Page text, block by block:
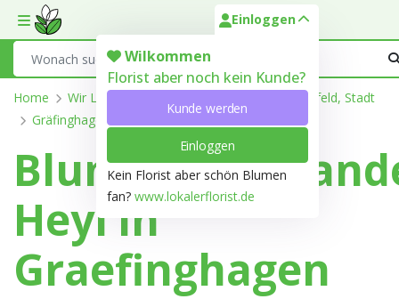
Toggle mobile menu
Einloggen
Wilkommen
Florist aber noch kein Kunde?
Kunde werden
Einloggen
Kein Florist aber schön Blumen
fan? www.lokalerflorist.de
Home Wir Liefern
Bielefeld, Stadt
Gräfinghagen
Heyl in
Graefinghagen